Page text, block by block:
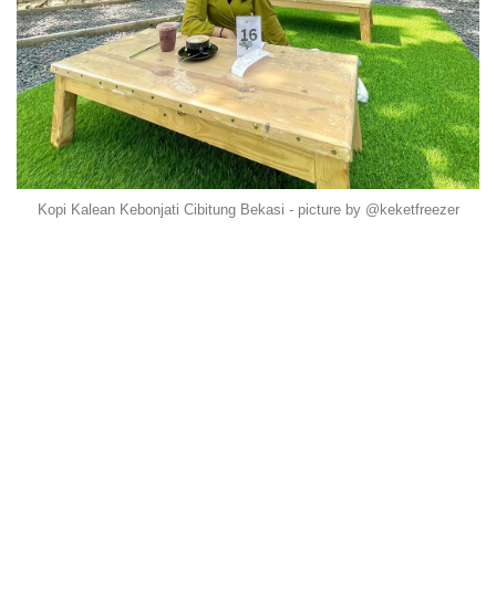
Kopi Kalean Kebonjati Cibitung Bekasi - picture by @keketfreezer